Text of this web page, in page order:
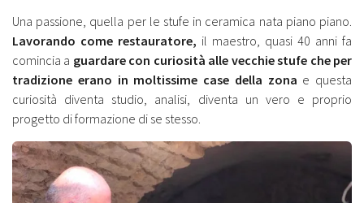
Una passione, quella per le stufe in ceramica nata piano piano.
Lavorando come restauratore, il maestro, quasi 40 anni fa
comincia a guardare con curiosità alle vecchie stufe che per
tradizione erano in moltissime case della zona e questa
curiosità diventa studio, analisi, diventa un vero e proprio
progetto di formazione di se stesso.